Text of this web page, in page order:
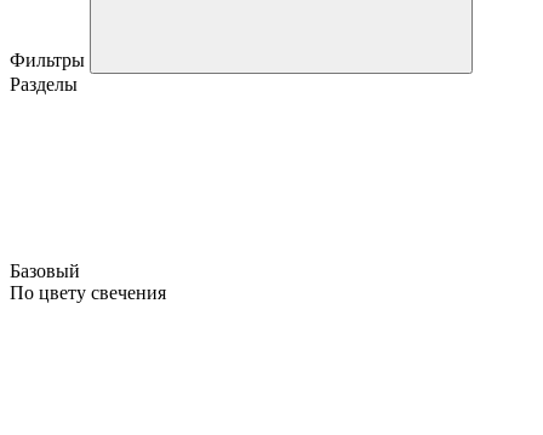
Фильтры
Разделы
Базовый
По цвету свечения